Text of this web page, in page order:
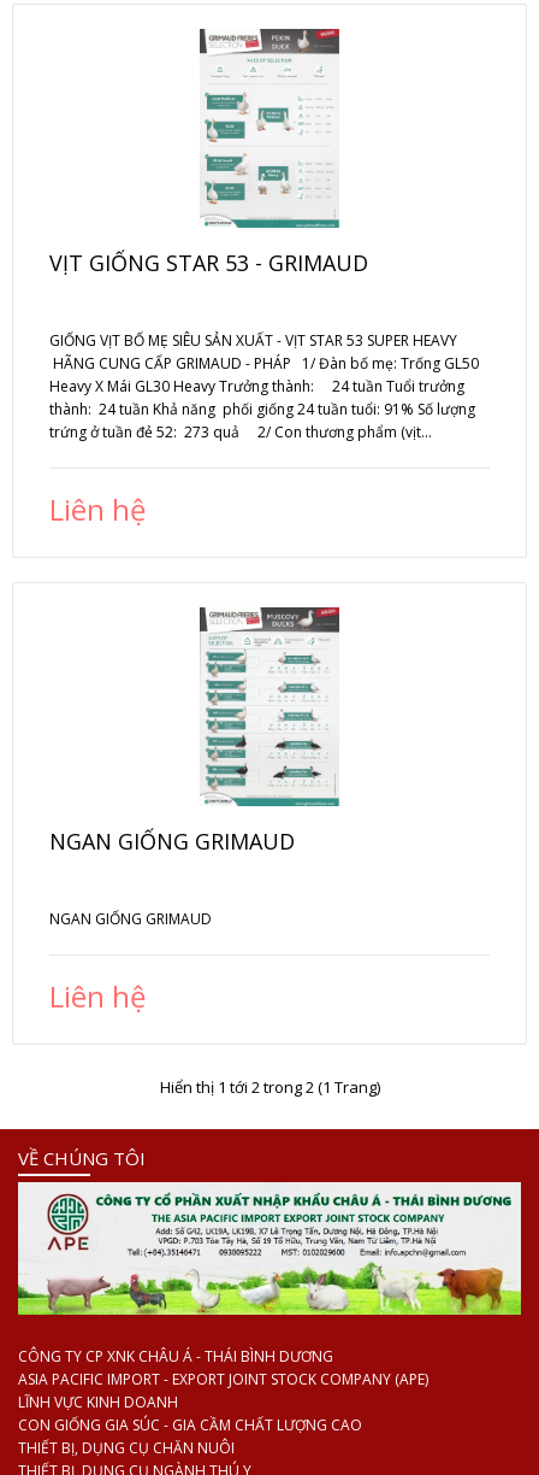
VỊT GIỐNG STAR 53 - GRIMAUD
GIỐNG VỊT BỐ MẸ SIÊU SẢN XUẤT - VỊT STAR 53 SUPER HEAVY
HÃNG CUNG CẤP GRIMAUD - PHÁP 1/ Đàn bố mẹ: Trống GL50
Heavy X Mái GL30 Heavy Trưởng thành: 24 tuần Tuổi trưởng
thành: 24 tuần Khả năng phối giống 24 tuần tuổi: 91% Số lượng
trứng ở tuần đẻ 52: 273 quả 2/ Con thương phẩm (vịt...
Liên hệ
NGAN GIỐNG GRIMAUD
NGAN GIỐNG GRIMAUD
Liên hệ
Hiển thị 1 tới 2 trong 2 (1 Trang)
VỀ CHÚNG TÔI
CÔNG TY CP XNK CHÂU Á - THÁI BÌNH DƯƠNG
ASIA PACIFIC IMPORT - EXPORT JOINT STOCK COMPANY (APE)
LĨNH VỰC KINH DOANH
CON GIỐNG GIA SÚC - GIA CẦM CHẤT LƯỢNG CAO
THIẾT BỊ, DỤNG CỤ CHĂN NUÔI
THIẾT BỊ, DỤNG CỤ NGÀNH THÚ Y